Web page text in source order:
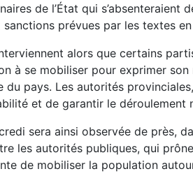
de l’État qui s’absenteraient
sanctions prévues par les textes
alors que certains
à se mobiliser pour exprimer
du pays. Les autorités
et de garantir le déroulement
sera ainsi observée de près,
les autorités publiques, qui
de mobiliser la population